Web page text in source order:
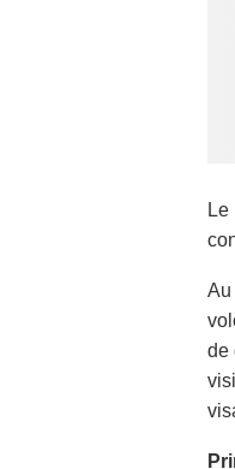
Au
de